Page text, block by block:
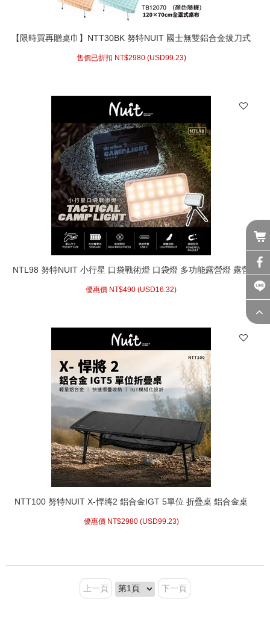
【限時買再贈桌巾】NTT30BK 努特NUIT 國士無雙鋁合金拔刀式
售價已折扣 NT$2980 (USD99.23)
NTL98 努特NUIT 小行星 口袋戰術燈 口袋燈 多功能露營燈 露營
優惠價 NT$490 (USD16.32)
NTT100 努特NUIT X-悍將2 鋁合金IGT 5單位 折疊桌 鋁合金桌
優惠價 NT$2980 (USD99.23)
上一頁 下一頁